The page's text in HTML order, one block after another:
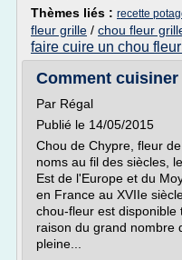
Thèmes liés : recette
fleur grille / chou fleur
faire cuire un chou
Comment cuisiner
Par Régal
Publié le 14/05/2015
Chou de Chypre, fleur
noms au fil des siècles,
Est de l'Europe et du
en France au XVIIe
chou-fleur est disponible
raison du grand nombre
pleine...